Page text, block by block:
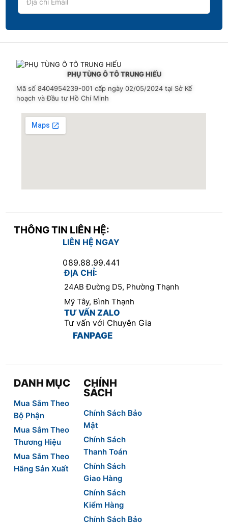
PHỤ TÙNG Ô TÔ TRUNG HIẾU
Mã số 8404954239-001cấp ngày 02/05/2024 tại Sở Kế
hoạch và Đầu tư Hồ Chí Minh
THÔNG TIN LIÊN HỆ:
LIÊN HỆ NGAY
089.88.99.441
ĐỊA CHỈ:
24AB Đường D5, Phường Thạnh
Mỹ Tây, Bình Thạnh
TƯ VẤN ZALO
Tư vấn với Chuyên Gia
FANPAGE
DANH MỤC
Mua Sắm Theo
Bộ Phận
Mua Sắm Theo
Thương Hiệu
Mua Sắm Theo
Hãng Sản Xuất
CHÍNH
SÁCH
Chính Sách Bảo
Mật
Chính Sách
Thanh Toán
Chính Sách
Giao Hàng
Chính Sách
Kiểm Hàng
Chính Sách Bảo